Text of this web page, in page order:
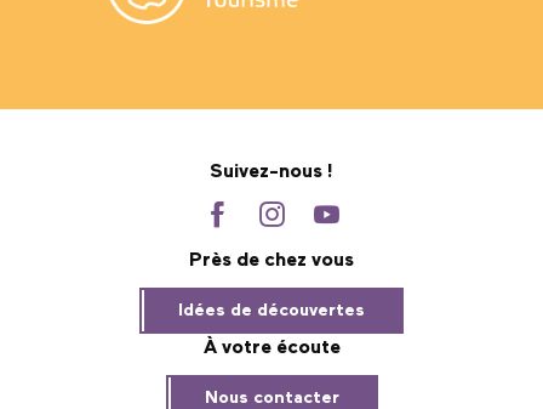
Suivez-nous !
Près de chez vous
Idées de découvertes
À votre écoute
Nous contacter